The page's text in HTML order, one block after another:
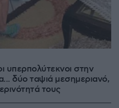
υπερπολύτεκνοι στην
δύο ταψιά μεσημεριανό,
τους